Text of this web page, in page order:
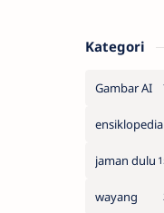
Kategori
Gambar AI
ensiklopedia
jaman dulu
wayang